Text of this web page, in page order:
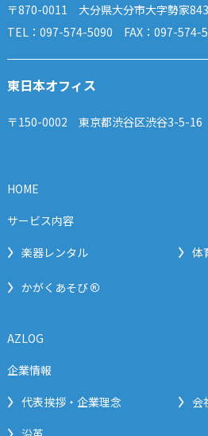
〒870-0011 大分県大分市大字勢家
TEL：097-574-5090 FAX：097-574-
東日本オフィス
〒150-0002 東京都渋谷区渋谷3-5-16
HOME
サービス内容
楽器レンタル
体
かがくあそび®
AZLOG
企業情報
代表挨拶・企業理念
会